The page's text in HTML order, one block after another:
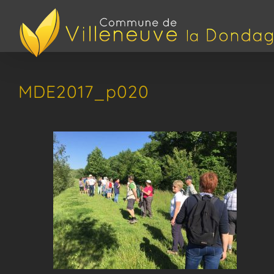
contenu
MDE2017_p020